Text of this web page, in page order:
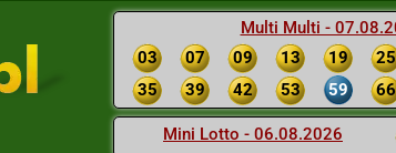
Multi Multi -
03
07 09 13 19 25
35
39 42 53 59 66
Mini Lotto - 06.08.2026